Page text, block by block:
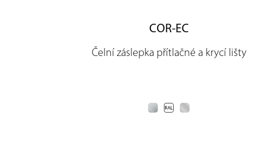
COR-EC
Čelní záslepka přítlačné a krycí lišty